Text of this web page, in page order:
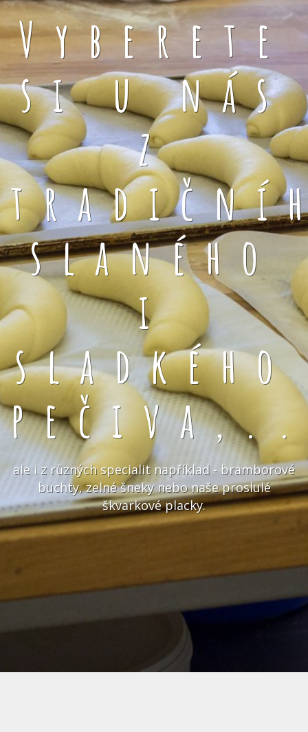
Vyberete
si u nás
z
slaného
i
sladkého
ale i z různých specialit například - bramborové
buchty, zelné šneky nebo naše proslulé
škvarkové placky.